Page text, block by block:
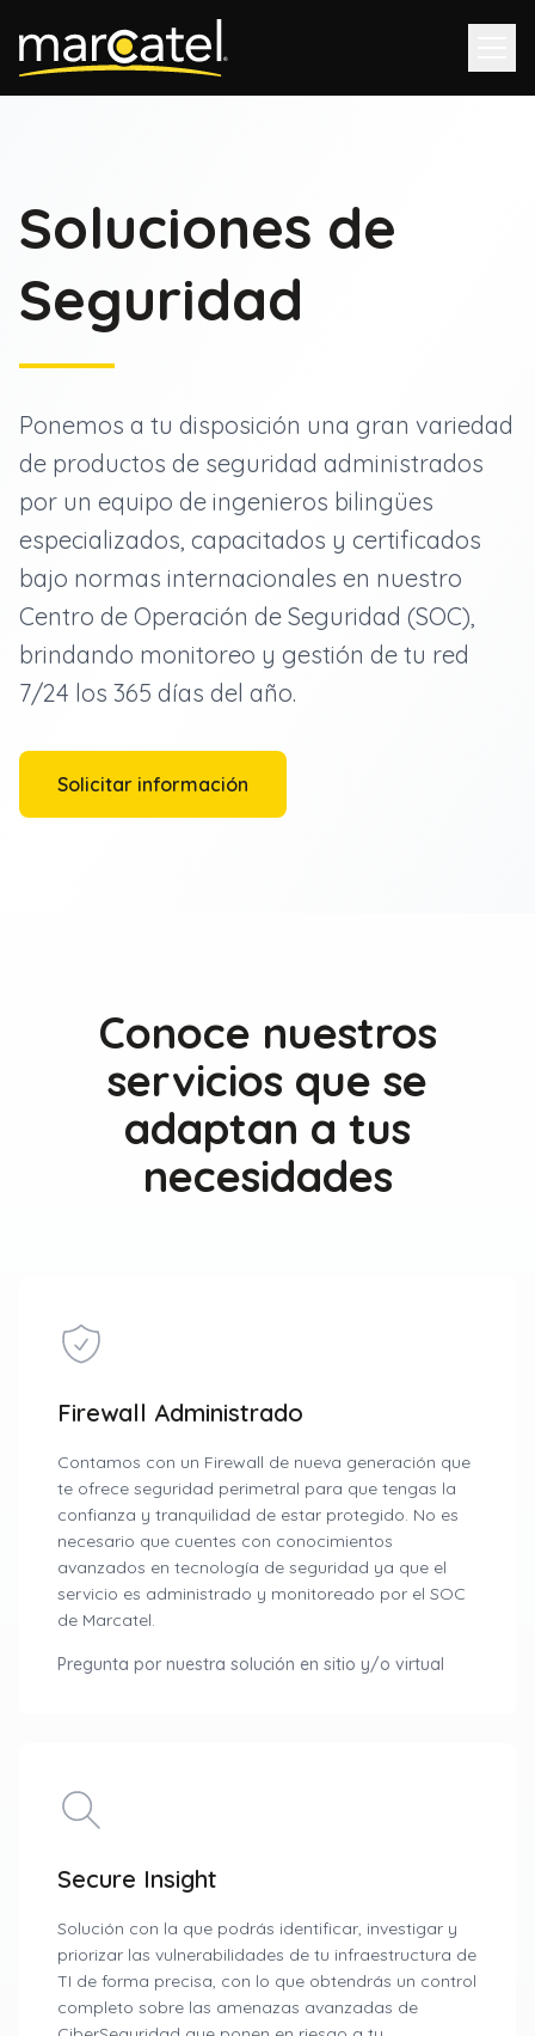
Ver todos
Soluciones de Seguridad
Ciberseguridad
Colaboración y Comunicaciones Unificadas
Canales de Comunicación
Telefonía
Touchless
Marketing Digital
Experiencia
Contacto
Clientes
Soluciones de
Seguridad
Ponemos a tu disposición una gran variedad
de productos de seguridad administrados
por un equipo de ingenieros bilingües
especializados, capacitados y certificados
bajo normas internacionales en nuestro
Centro de Operación de Seguridad (SOC),
brindando monitoreo y gestión de tu red
7/24 los 365 días del año.
Solicitar información
Conoce nuestros
servicios que se
adaptan a tus
necesidades
Firewall Administrado
Contamos con un Firewall de nueva generación que
te ofrece seguridad perimetral para que tengas la
confianza y tranquilidad de estar protegido. No es
necesario que cuentes con conocimientos
avanzados en tecnología de seguridad ya que el
servicio es administrado y monitoreado por el SOC
de Marcatel.
Pregunta por nuestra solución en sitio y/o virtual
Secure Insight
Solución con la que podrás identificar, investigar y
priorizar las vulnerabilidades de tu infraestructura de
TI de forma precisa, con lo que obtendrás un control
completo sobre las amenazas avanzadas de